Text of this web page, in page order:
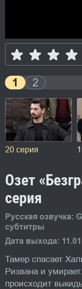
1 2
20 серия
Озет
серия
Русская озвучка:
субтитры
Дата выхода:
Тамер спасает
Ризвана и
происходит